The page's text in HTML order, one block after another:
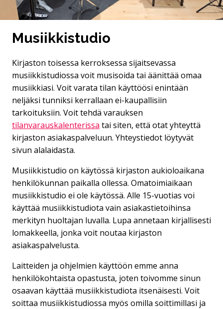
Musiikkistudio
Kirjaston toisessa kerroksessa sijaitsevassa
musiikkistudiossa voit musisoida tai äänittää omaa
musiikkiasi. Voit varata tilan käyttöösi enintään
neljäksi tunniksi kerrallaan ei-kaupallisiin
tarkoituksiin. Voit tehdä varauksen
tilanvarauskalenterissa tai siten, että otat yhteyttä
kirjaston asiakaspalveluun. Yhteystiedot löytyvät
sivun alalaidasta.
Musiikkistudio on käytössä kirjaston aukioloaikana
henkilökunnan paikalla ollessa. Omatoimiaikaan
musiikkistudio ei ole käytössä. Alle 15-vuotias voi
käyttää musiikkistudiota vain asiakastietoihinsa
merkityn huoltajan luvalla. Lupa annetaan kirjallisesti
lomakkeella, jonka voit noutaa kirjaston
asiakaspalvelusta.
Laitteiden ja ohjelmien käyttöön emme anna
henkilökohtaista opastusta, joten toivomme sinun
osaavan käyttää musiikkistudiota itsenäisesti. Voit
soittaa musiikkistudiossa myös omilla soittimillasi ja